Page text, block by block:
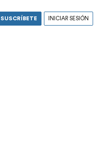
SUSCRÍBETE INICIAR SESIÓN